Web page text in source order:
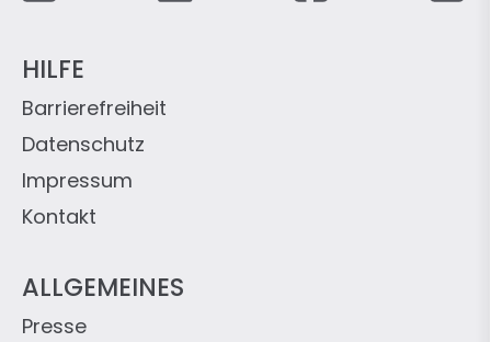
ALLGEMEINES
Presse
HILFE
Kontakt
Impressum
Datenschutz
Barrierefreiheit